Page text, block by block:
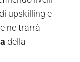
upskilling e
ne trarrà
della